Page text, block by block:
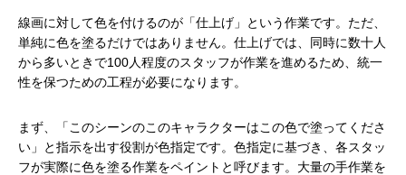
線画に対して色を付けるのが「仕上げ」という作業です。ただ、
単純に色を塗るだけではありません。仕上げでは、同時に数十人
から多いときで100人程度のスタッフが作業を進めるため、統一
性を保つための工程が必要になります。
まず、「このシーンのこのキャラクターはこの色で塗ってくださ
い」と指示を出す役割が色指定です。色指定に基づき、各スタッ
フが実際に色を塗る作業をペイントと呼びます。大量の手作業を